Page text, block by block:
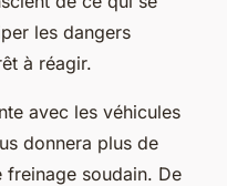
les dangers
à réagir.
avec les véhicules
donnera plus de
soudain. De